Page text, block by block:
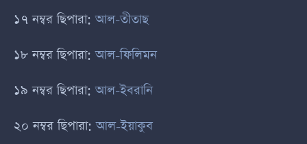
১৭ নম্বর ছিপারা:আল-তীতাছ
১৮ নম্বর ছিপারা:আল-ফিলিমন
১৯ নম্বর ছিপারা:আল-ইবরানি
২০ নম্বর ছিপারা:আল-ইয়াকুব